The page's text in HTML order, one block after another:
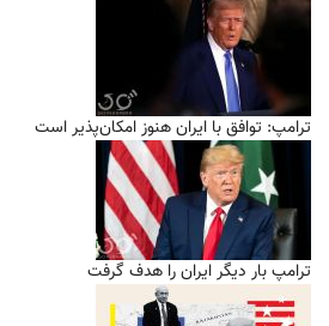
ترامپ: توافق با ایران هنوز امکان‌پذیر است
ترامپ بار دیگر ایران را هدف گرفت